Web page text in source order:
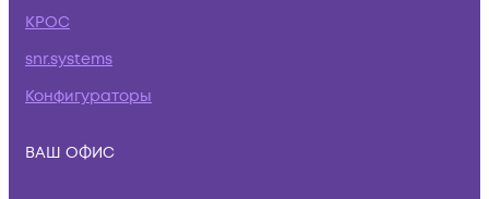
КРОС
snr.systems
Конфигураторы
ВАШ ОФИС